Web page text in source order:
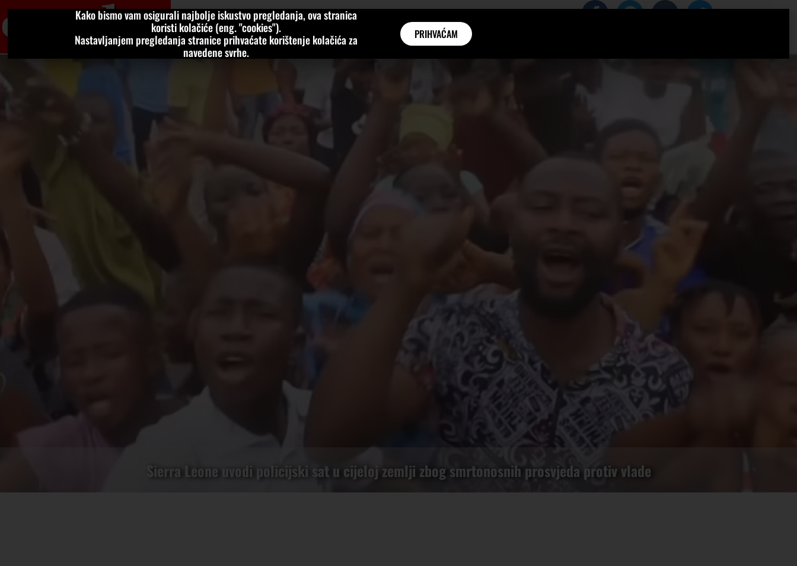
VIJESTI KOLUMNE KATEGORIJE INTERVJUI AKTUALNO
Sierra Leone uvodi policijski sat u cijeloj zemlji zbog smrtonosnih prosvjeda protiv vlade
Kako bismo vam osigurali najbolje iskustvo pregledanja, ova stranica
koristi kolačiće (eng. "cookies").
Nastavljanjem pregledanja stranice prihvaćate korištenje kolačića za
navedene svrhe.
PRIHVAĆAM